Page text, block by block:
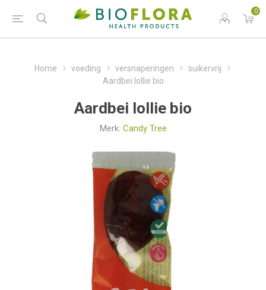
0
Home voeding versnaperingen
suikervrij
Aardbei lollie bio
Aardbei lollie bio
Merk: Candy Tree